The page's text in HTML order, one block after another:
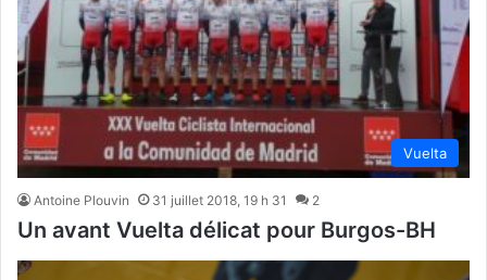
Vuelta
Antoine Plouvin 31 juillet 2018, 19 h 31 2
Un avant Vuelta délicat pour Burgos-BH